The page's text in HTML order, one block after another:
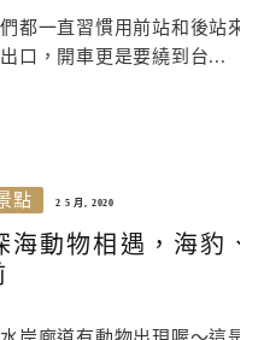
都一直習慣用前站和後站
口，開車更是要繞到台...
點 2 5 月, 2020
海動物相遇，海豹